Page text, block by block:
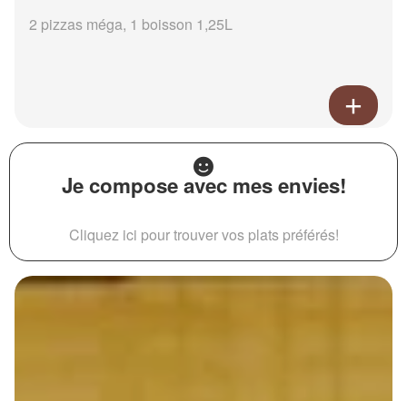
2 pizzas méga, 1 boisson 1,25L
Je compose avec mes envies!
Cliquez ici pour trouver vos plats préférés!